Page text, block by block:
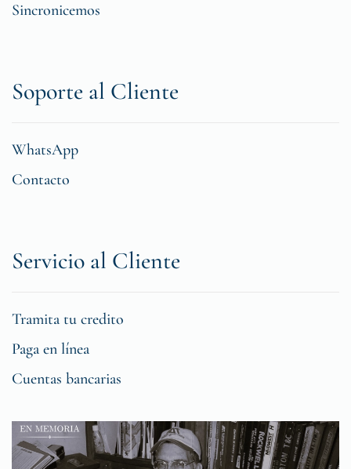
Sincronicemos
Soporte al Cliente
WhatsApp
Contacto
Servicio al Cliente
Tramita tu credito
Paga en línea
Cuentas bancarias